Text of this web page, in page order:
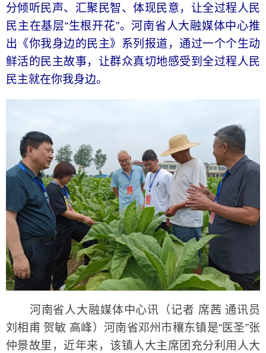
分倾听民声、汇聚民智、体现民意，让全过程人民
民主在基层“生根开花”。河南省人大融媒体中心推
出《你我身边的民主》系列报道，通过一个个生动
鲜活的民主故事，让群众真切地感受到全过程人民
民主就在你我身边。
河南省人大融媒体中心讯（记者 席茜 通讯员
刘相甫 贺敏 高峰）河南省邓州市穰东镇是“医圣”张
仲景故里，近年来，该镇人大主席团充分利用人大